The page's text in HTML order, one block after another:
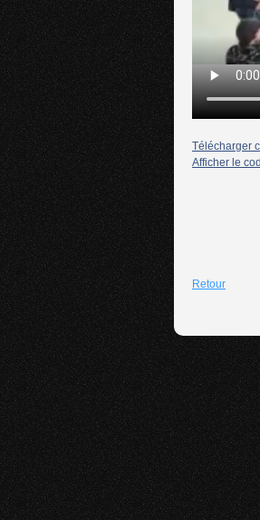
Télécharger
Afficher le
Retour